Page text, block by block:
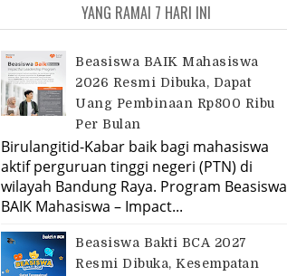
YANG RAMAI 7 HARI INI
Beasiswa BAIK Mahasiswa
2026 Resmi Dibuka, Dapat
Uang Pembinaan Rp800 Ribu
Per Bulan
Birulangitid-Kabar baik bagi mahasiswa
aktif perguruan tinggi negeri (PTN) di
wilayah Bandung Raya. Program Beasiswa
BAIK Mahasiswa – Impact...
Beasiswa Bakti BCA 2027
Resmi Dibuka, Kesempatan